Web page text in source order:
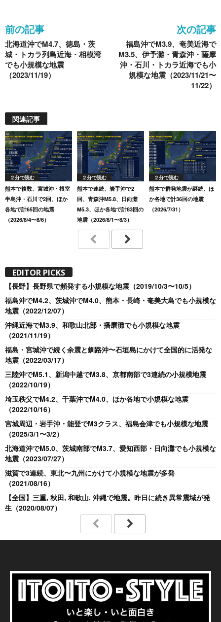
o
k
前の記事
北海道沖でM4.7、徳島・茨
城・トカラ列島近海・相模湾
でも小規模な地震
（2023/11/19）
次の記事
福島沖でM3.9、奄美近海で
M3.5、伊予灘・青森沖・薩摩
沖・石川・トカラ近海でも小
規模な地震（2023/11/21〜
11/22）
関連記事
２分で読む
熊本で複数、宮城沖・根室
半島沖・石川で2回、ほか
各地で計65回の地震
（2026/8/4〜8/6）
２分で読む
熊本で連続、岩手沖で2
回、青森沖M5.8、日向灘
M5.3、ほか各地で計83回の
地震（2026/8/1〜8/3）
２分で読む
熊本で群発地震が継続、ほ
か各地で計36回の地震
（2026/7/31）
EDITOR PICKS
【長野】長野県で頻発する小規模な地震（2019/10/3〜10/5）
福島沖でM4.2、茨城沖でM4.0、熊本・長崎・奄美大島でも小規模な
地震（2022/12/07）
沖縄近海でM3.9、和歌山北部・播磨灘でも小規模な地震
（2021/11/19）
福島・宮城沖で続く余震と釧路沖〜石垣島にかけて全国的に活発な
地震（2022/03/17）
三陸沖でM5.1、新潟中越でM3.8、京都南部で3連続の小規模地震
（2022/10/19）
埼玉秩父でM4.2、千葉沖でM4.0、ほか各地で小規模な地震
（2022/10/16）
宮城周辺・岩手沖・能登でM3クラス、福島会津でも小規模な地震
（2025/3/1〜3/2）
北海道沖でM5.0、茨城南部でM3.7、愛知西部・日向灘でも小規模な
地震（2023/07/27）
滋賀で3連続、東北〜九州にかけて小規模な地震が多発
（2021/08/16）
【全国】三重, 秋田, 和歌山, 沖縄で地震。昨日に続き異常震域が発
生（2020/08/07）